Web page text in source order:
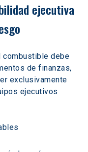
ejecutiva
combustible debe
de finanzas,
exclusivamente
ejecutivos